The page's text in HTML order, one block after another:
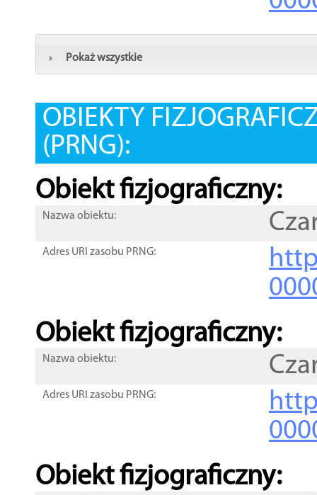
Pokaż wszystkie
OBIEKTY
(PRNG):
Obiekt fizjograficzny:
Nazwa obiektu:
Adres URI zasobu PRNG:
Obiekt fizjograficzny:
Nazwa obiektu:
Adres URI zasobu PRNG:
Obiekt fizjograficzny: